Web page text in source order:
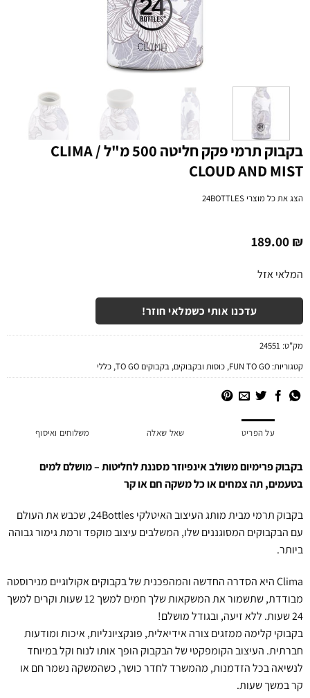
בקבוק תרמי פקק חליטה 500 מ"ל CLIMA /
CLOUD AND MIST
הצג את כל מוצרי24BOTTLES
189.00₪
המלאי אזל
עדכנו אותי כשמלאי חוזר!
מק"ט:24551
קטגוריות:FUN TO GO
,כוסות ובקבוקים,בקבוקים TO GO ,כללי
על הפריט שאל שאלה משלוחים ואיסוף
בקבוק פרימיום משולב אינפיוזר מסננת לחליטות – מושלם למים
בטעמים, תה צמחים או כל משקה חם או קר
בקבוק תרמי מבית מותג העיצוב האיטלקי 24Bottles, שכבש את העולם
עם הבקבוקים המסוגננים שלו, המשלבים עיצוב מוקפד ורמת גימור גבוהה
ביותר.
Clima היא הסדרה החדשה והמהפכנית של בקבוקים אקולוגיים מנירוסטה
מבודדת, שתשמור את המשקאות שלך חמים למשך 12 שעות וקרים למשך
24 שעות. ללא זיעה, ובגודל מושלם!
בקבוקי קלימה ממזגים צורה אידיאלית, פונקציונליות, איכות ומודעות
חברתית. העיצוב הקומפקטי של הבקבוק הופך אותו לנוח וקל במיוחד
לנשיאה בכל הזדמנות, מהמשרד לחדר כושר, כשהמשקה נשמר חם או
קר במשך שעות.